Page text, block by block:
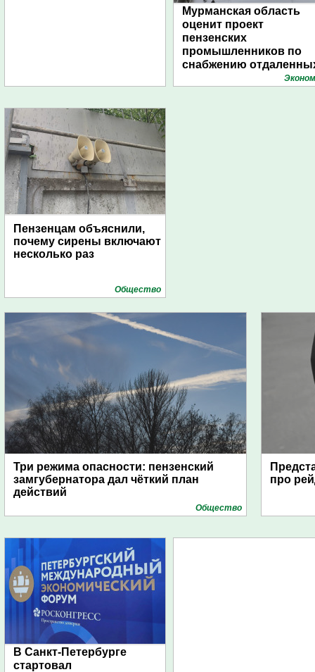
Мурманская область
оценит проект
пензенских
промышленников по
снабжению
поселений с помощью
Пензенцам объяснили,
почему сирены включают
несколько раз
Общество
Три режима опасности: пензенский
замгубернатора дал чёткий план
действий
Общество
про
В Санкт-Петербурге
стартовал